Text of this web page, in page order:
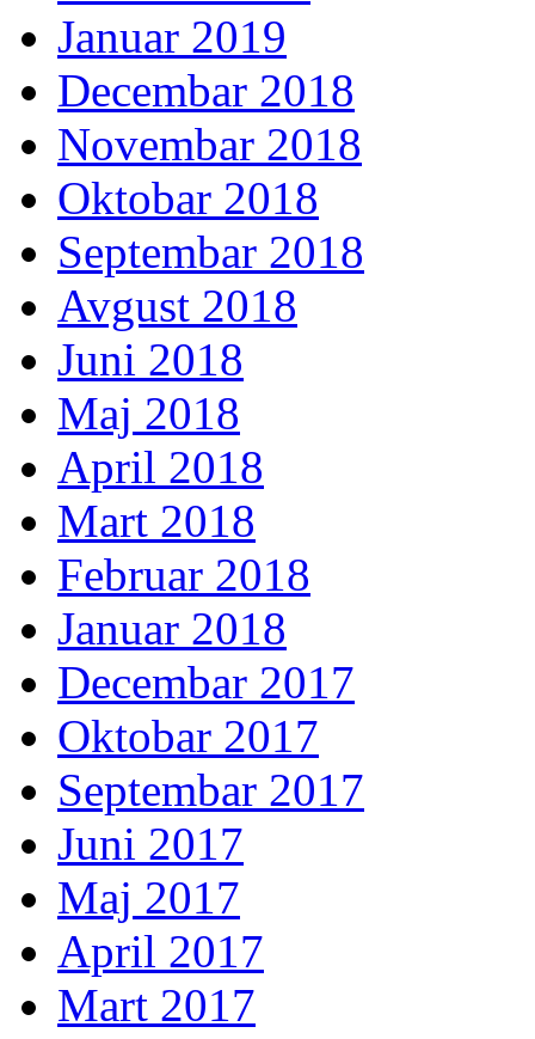
Januar 2019
Decembar 2018
Novembar 2018
Oktobar 2018
Septembar 2018
Avgust 2018
Juni 2018
Maj 2018
April 2018
Mart 2018
Februar 2018
Januar 2018
Decembar 2017
Oktobar 2017
Septembar 2017
Juni 2017
Maj 2017
April 2017
Mart 2017